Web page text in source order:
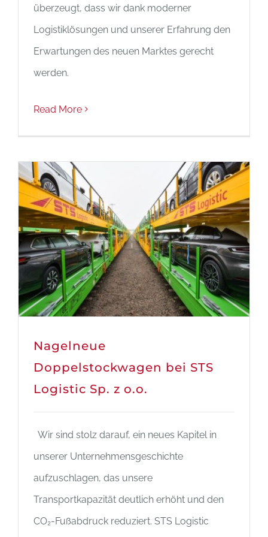
überzeugt, dass wir dank moderner
Logistiklösungen und unserer Erfahrung den
Erwartungen des neuen Marktes gerecht
werden.
Read More
Nagelneue
Doppelstockwagen bei STS
Logistic Sp. z o.o.
Wir sind stolz darauf, ein neues Kapitel in
unserer Unternehmensgeschichte
aufzuschlagen, das unsere
Transportkapazität deutlich erhöht und den
CO₂-Fußabdruck reduziert. STS Logistic